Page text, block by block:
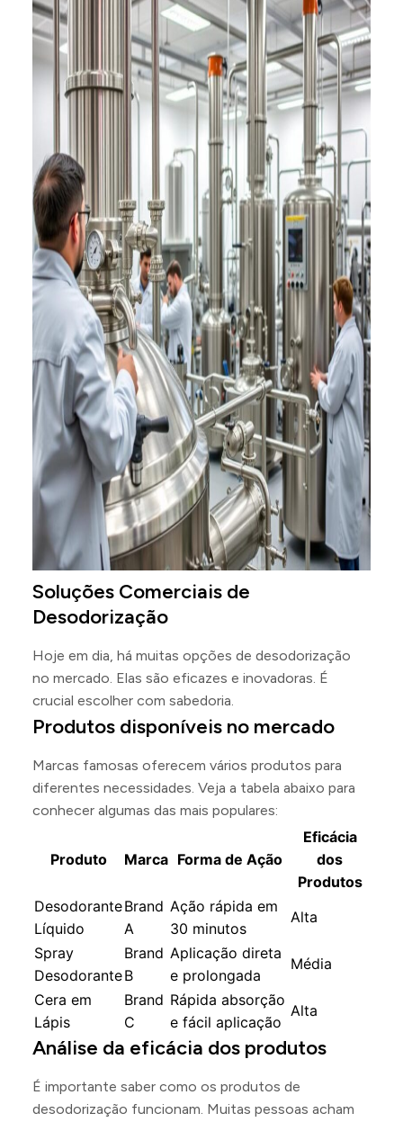
Soluções Comerciais de
Desodorização
Hoje em dia, há muitas opções de desodorização
no mercado. Elas são eficazes e inovadoras. É
crucial escolher com sabedoria.
Produtos disponíveis no mercado
Marcas famosas oferecem vários produtos para
diferentes necessidades. Veja a tabela abaixo para
conhecer algumas das mais populares:
Produto Marca Forma de Ação
Eficácia
dos
Produtos
Desodorante
Líquido
Brand
A
Ação rápida em
30 minutos
Alta
Spray
Desodorante
Brand
B
Aplicação direta
e prolongada
Média
Cera em
Lápis
Brand
C
Rápida absorção
e fácil aplicação
Alta
Análise da eficácia dos produtos
É importante saber como os produtos de
desodorização funcionam. Muitas pessoas acham